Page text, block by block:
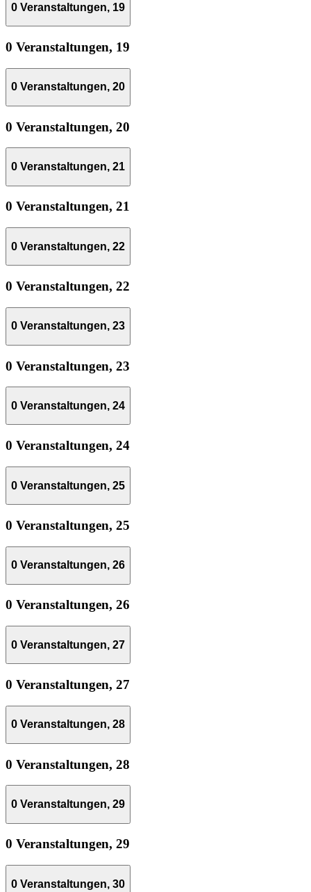
0 Veranstaltungen, 19
0 Veranstaltungen, 19
0 Veranstaltungen, 20
0 Veranstaltungen, 20
0 Veranstaltungen, 21
0 Veranstaltungen, 21
0 Veranstaltungen, 22
0 Veranstaltungen, 22
0 Veranstaltungen, 23
0 Veranstaltungen, 23
0 Veranstaltungen, 24
0 Veranstaltungen, 24
0 Veranstaltungen, 25
0 Veranstaltungen, 25
0 Veranstaltungen, 26
0 Veranstaltungen, 26
0 Veranstaltungen, 27
0 Veranstaltungen, 27
0 Veranstaltungen, 28
0 Veranstaltungen, 28
0 Veranstaltungen, 29
0 Veranstaltungen, 29
0 Veranstaltungen, 30